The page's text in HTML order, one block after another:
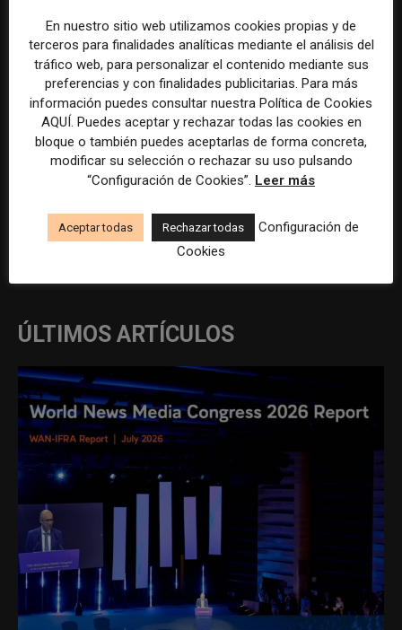
Coordinador/a portadista en
Ourense (La Región)
Profesional de comunicación
corporativa y marketing digital
en Madrid
REDACCIÓN
ÚLTIMOS ARTÍCULOS
En nuestro sitio web utilizamos cookies propias y de
terceros para finalidades analíticas mediante el análisis del
tráfico web, para personalizar el contenido mediante sus
preferencias y con finalidades publicitarias. Para más
información puedes consultar nuestra Política de Cookies
AQUÍ. Puedes aceptar y rechazar todas las cookies en
bloque o también puedes aceptarlas de forma concreta,
modificar su selección o rechazar su uso pulsando
“Configuración de Cookies”. Leer más
Aceptar todas Rechazar todas
Configuración de
Cookies